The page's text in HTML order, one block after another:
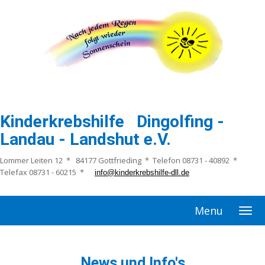
Kinderkrebshilfe Dingolfing -
Landau - Landshut e.V.
Lommer Leiten 12 * 84177 Gottfrieding * Telefon 08731 - 40892 *
Telefax 08731 - 60215 *
info@kinderkrebshilfe-dll.de
Menu